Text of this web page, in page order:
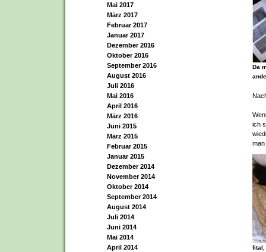
Mai 2017
März 2017
Februar 2017
Januar 2017
Dezember 2016
Oktober 2016
September 2016
August 2016
Juli 2016
Mai 2016
April 2016
März 2016
Juni 2015
März 2015
Februar 2015
Januar 2015
Dezember 2014
November 2014
Oktober 2014
September 2014
August 2014
Juli 2014
Juni 2014
Mai 2014
April 2014
Da
ich
fital,